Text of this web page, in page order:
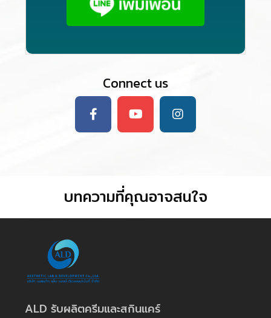
Connect us
บทความที่คุณอาจสนใจ
ALD รับผลิตครีมและสกินแคร์